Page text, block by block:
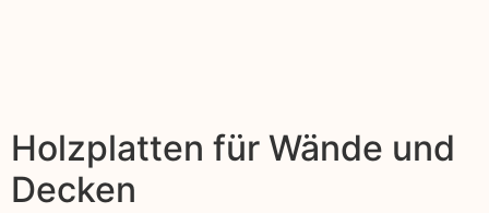
Holzplatten für Wände und
Decken